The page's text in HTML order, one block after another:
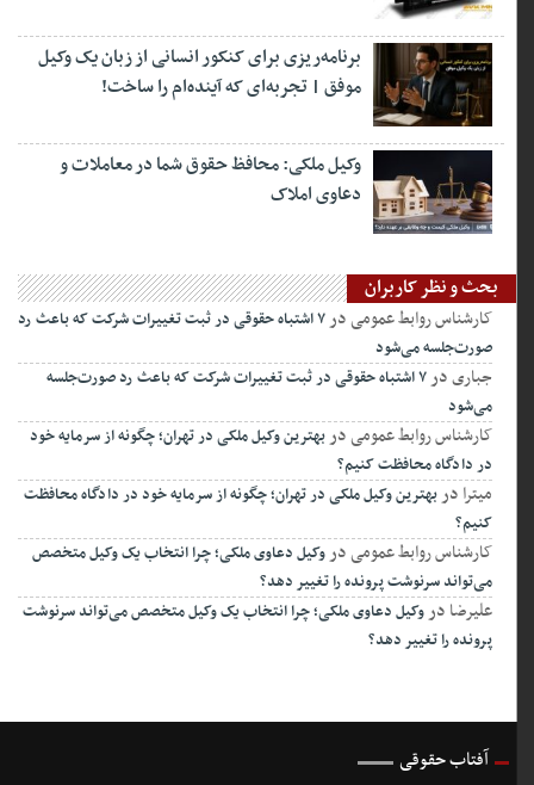
برنامه‌ریزی برای کنکور انسانی از زبان یک وکیل
موفق | تجربه‌ای که آینده‌ام را ساخت!
وکیل ملکی: محافظ حقوق شما در معاملات و
دعاوی املاک
بحث و نظر کاربران
کارشناس روابط عمومیدر ۷ اشتباه حقوقی در ثبت تغییرات شرکت که باعث رد
صورت‌جلسه می‌شود
جباریدر ۷ اشتباه حقوقی در ثبت تغییرات شرکت که باعث رد صورت‌جلسه
می‌شود
کارشناس روابط عمومیدربهترین وکیل ملکی در تهران؛ چگونه از سرمایه خود
در دادگاه محافظت کنیم؟
میترادربهترین وکیل ملکی در تهران؛ چگونه از سرمایه خود در دادگاه محافظت
کنیم؟
کارشناس روابط عمومیدروکیل دعاوی ملکی؛ چرا انتخاب یک وکیل متخصص
می‌تواند سرنوشت پرونده را تغییر دهد؟
علیرضادروکیل دعاوی ملکی؛ چرا انتخاب یک وکیل متخصص می‌تواند سرنوشت
پرونده را تغییر دهد؟
آفتاب حقوقی